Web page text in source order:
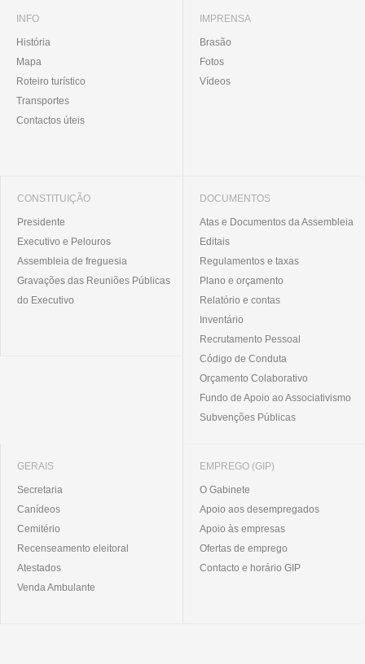
INFO
História
Mapa
Roteiro turístico
Transportes
Contactos úteis
IMPRENSA
Brasão
Fotos
Vídeos
CONSTITUIÇÃO
Presidente
Executivo e Pelouros
Assembleia de freguesia
Gravações das Reuniões Públicas
do Executivo
DOCUMENTOS
Atas e Documentos da Assembleia
Editais
Regulamentos e taxas
Plano e orçamento
Relatório e contas
Inventário
Recrutamento Pessoal
Código de Conduta
Orçamento Colaborativo
Fundo de Apoio ao Associativismo
Subvenções Públicas
GERAIS
Secretaria
Canídeos
Cemitério
Recenseamento eleitoral
Atestados
Venda Ambulante
EMPREGO (GIP)
O Gabinete
Apoio aos desempregados
Apoio às empresas
Ofertas de emprego
Contacto e horário GIP